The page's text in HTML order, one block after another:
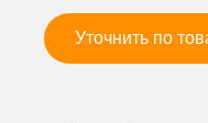
Уточнить по